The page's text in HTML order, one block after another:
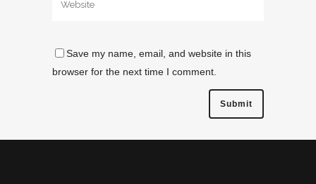
Save my name, email, and website in this
browser for the next time I comment.